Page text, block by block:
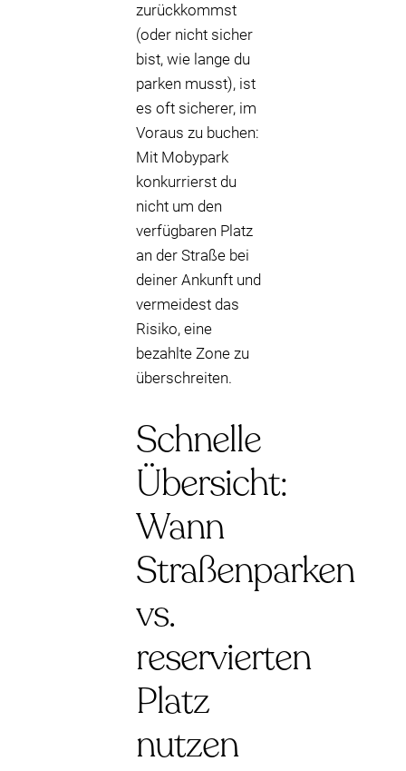
zurückkommst
(oder nicht sicher
bist, wie lange du
parken musst), ist
es oft sicherer, im
Voraus zu buchen:
Mit Mobypark
konkurrierst du
nicht um den
verfügbaren Platz
an der Straße bei
deiner Ankunft und
vermeidest das
Risiko, eine
bezahlte Zone zu
überschreiten.
Schnelle
Übersicht:
Wann
Straßenparken
vs.
reservierten
Platz
nutzen